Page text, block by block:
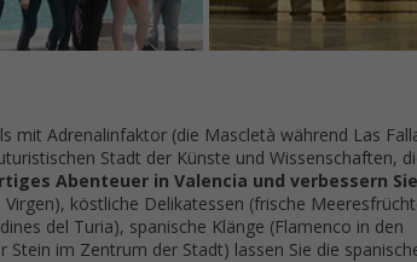
mit Adrenalinfaktor (die Mascletà während Las
Stadt der Künste und Wissenschaften,
Abenteuer in Valencia und verbessern
köstliche Delikatessen (frische
del Turia), spanische Klänge (Flamenco in den
im Zentrum der Stadt) lassen Sie die